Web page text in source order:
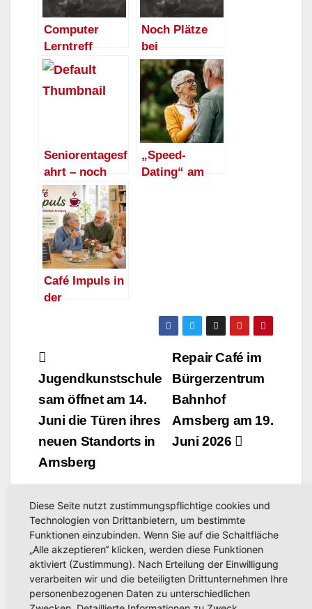
Computer
Lerntreff
Arnsberg
Kursleiter-/inn
ngs- und
Internetkurse
sowie
Senioren und
Seniorinnen
Noch Plätze
bei
Seniorentages
reise im Juni
frei
Seniorentagesf
ahrt – noch
freie Plätze
„Speed-
Dating“ am
Café Impuls in
der
Treffen zum
Austausch und
Kennenlernen
Beitragsnavigation
Repair Café im
Bürgerzentrum
Bahnhof
Arnsberg am 19.
Juni 2026
Jugendkunstschule
sam öffnet am 14.
Juni die Türen ihres
neuen Standorts in
Arnsberg
Related Post
Diese Seite nutzt zustimmungspflichtige cookies und
Technologien von Drittanbietern, um bestimmte
Funktionen einzubinden. Wenn Sie auf die Schaltfläche
„Alle akzeptieren“ klicken, werden diese Funktionen
aktiviert (Zustimmung). Nach Erteilung der Einwilligung
verarbeiten wir und die beteiligten Drittunternehmen Ihre
personenbezogenen Daten zu unterschiedlichen